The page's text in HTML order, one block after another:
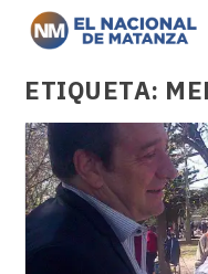
ETIQUETA: